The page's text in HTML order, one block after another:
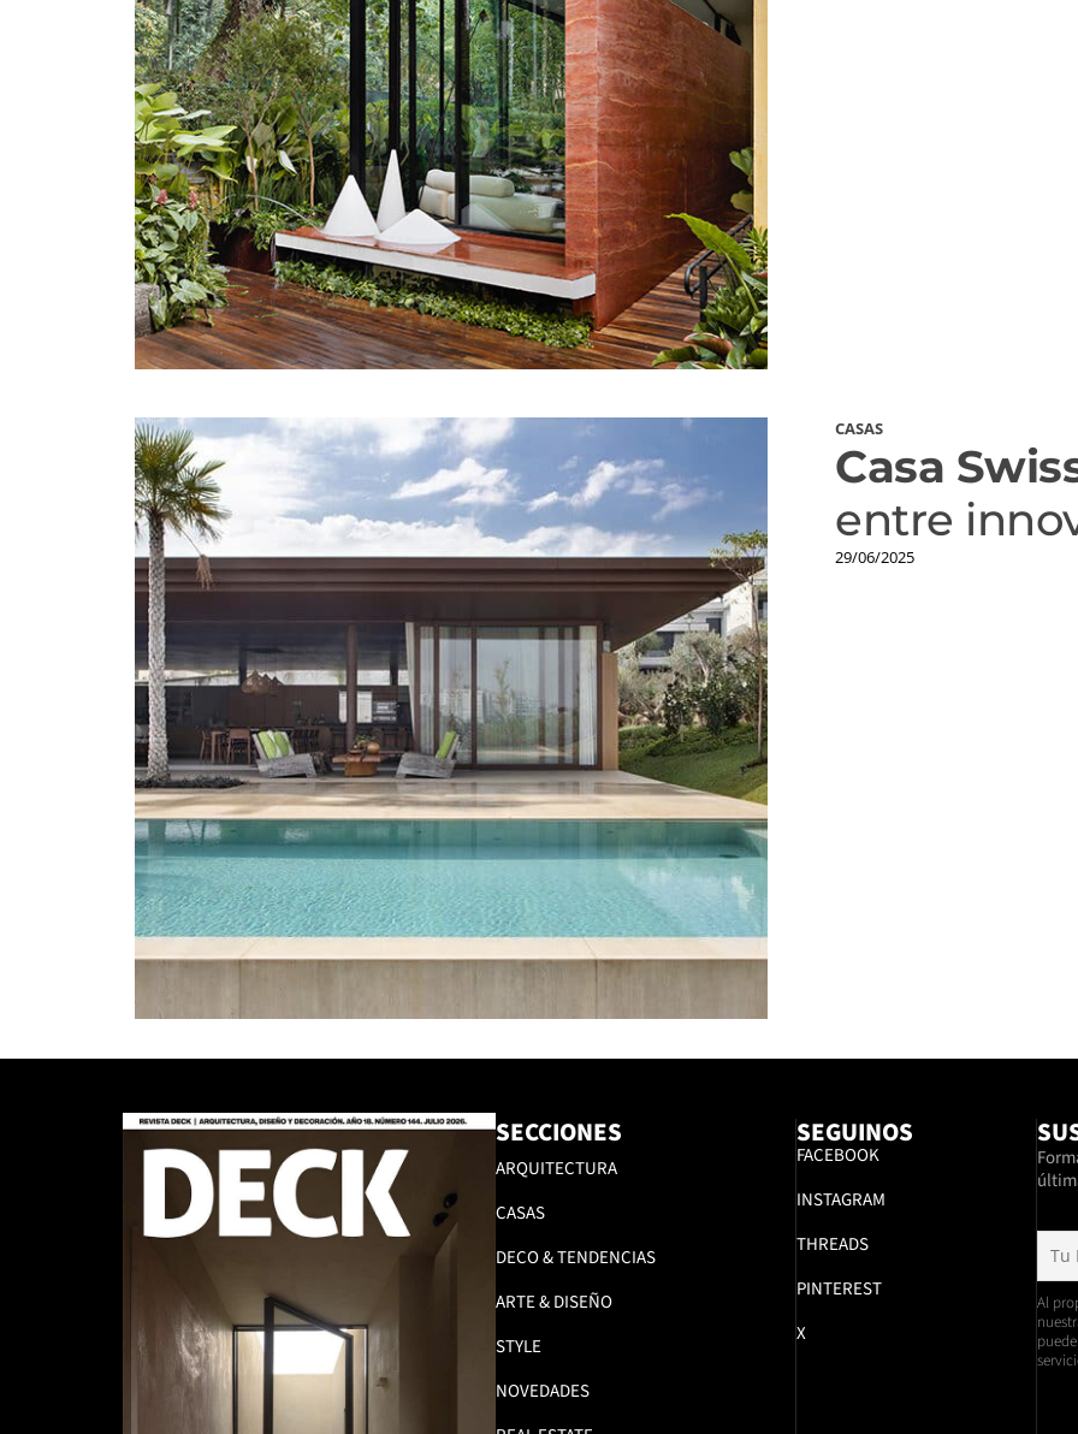
CASAS
Casa
entre
29/06/2025
SECCIONES
ARQUITECTURA
CASAS
DECO & TENDENCIAS
ARTE & DISEÑO
STYLE
NOVEDADES
SEGUINOS
FACEBOOK
INSTAGRAM
THREADS
PINTEREST
X
Al